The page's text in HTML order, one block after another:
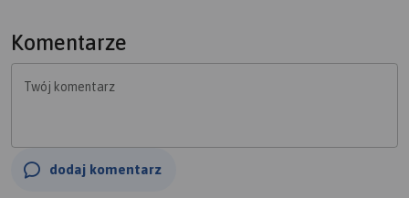
Komentarze
Twój komentarz
dodaj komentarz